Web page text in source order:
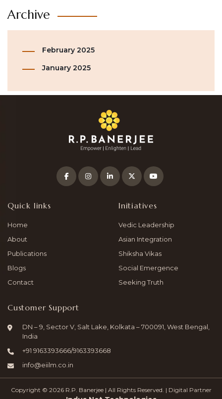
Archive
February 2025
January 2025
Quick links
Home
About
Publications
Blogs
Contact
Initiatives
Vedic Leadership
Asian Integration
Shiksha Vikas
Social Emergence
Seeking Truth
Customer Support
DN – 9, Sector V, Salt Lake, Kolkata – 700091, West Bengal,
India
+91 9163393666/9163393668
info@eiilm.co.in
Copyright © 2026 R.P. Banerjee | All Rights Reserved. | Digital Partner